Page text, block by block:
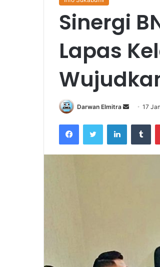
Sinergi
Lapas
Darwan Elmitra
Send
email
17
FacebookTwitter LinkedIn